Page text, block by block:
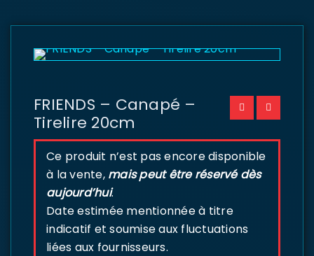
FRIENDS – Canapé –
Tirelire 20cm
Ce produit n’est pas encore disponible
à la vente, mais peut être réservé dès
aujourd’hui.
Date estimée mentionnée à titre
indicatif et soumise aux fluctuations
liées aux fournisseurs.